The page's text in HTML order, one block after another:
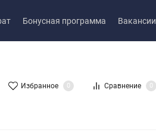
Бонусная программа Вакансии
Избранное 0 Сравнение 0